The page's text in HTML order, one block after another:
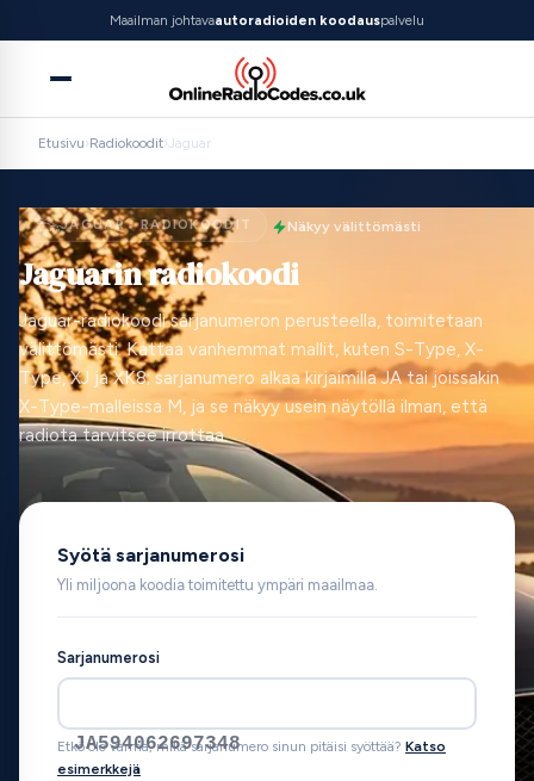
Maailman johtavaautoradioiden koodauspalvelu
Etusivu›Radiokoodit›Jaguar
JAGUAR · RADIOKOODIT Näkyy välittömästi
Jaguarin radiokoodi
Jaguar-radiokoodi sarjanumeron perusteella, toimitetaan
välittömästi. Kattaa vanhemmat mallit, kuten S-Type, X-
Type, XJ ja XK8; sarjanumero alkaa kirjaimilla JA tai joissakin
X-Type-malleissa M, ja se näkyy usein näytöllä ilman, että
radiota tarvitsee irrottaa.
Syötä sarjanumerosi
Yli miljoona koodia toimitettu ympäri maailmaa.
Sarjanumerosi
JA594062697348
Etkö ole varma, mikä sarjanumero sinun pitäisi syöttää? Katso
esimerkkejä